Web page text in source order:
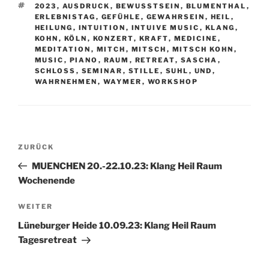
SCHLAGWÖRTER
2023 , AUSDRUCK , BEWUSSTSEIN , BLUMENTHAL ,
ERLEBNISTAG , GEFÜHLE , GEWAHRSEIN , HEIL ,
HEILUNG , INTUITION , INTUIVE MUSIC , KLANG ,
KOHN , KÖLN , KONZERT, KRAFT, MEDICINE ,
MEDITATION , MITCH , MITSCH , MITSCH KOHN ,
MUSIC , PIANO , RAUM , RETREAT, SASCHA ,
SCHLOSS , SEMINAR , STILLE , SUHL , UND ,
WAHRNEHMEN , WAYMER , WORKSHOP
Beitragsnavigation
Vorheriger
Beitrag
ZURÜCK
MUENCHEN 20.-22.10.23: Klang Heil Raum
Wochenende
Nächster
Beitrag
WEITER
Lüneburger Heide 10.09.23: Klang Heil Raum
Tagesretreat